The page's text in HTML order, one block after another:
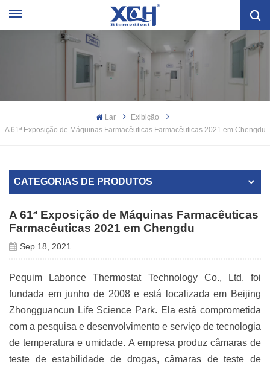
Lar
Exibição
A 61ª Exposição de Máquinas Farmacêuticas Farmacêuticas 2021 em Chengdu
CATEGORIAS DE PRODUTOS
A 61ª Exposição de Máquinas Farmacêuticas
Farmacêuticas 2021 em Chengdu
Sep 18, 2021
Pequim Labonce Thermostat Technology Co., Ltd. foi
fundada em junho de 2008 e está localizada em Beijing
Zhongguancun Life Science Park. Ela está comprometida
com a pesquisa e desenvolvimento e serviço de tecnologia
de temperatura e umidade. A empresa produz câmaras de
teste de estabilidade de drogas, câmaras de teste de